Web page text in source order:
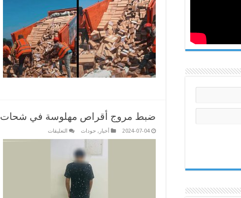
قرص
مهلوس
ضُبطت
بميناء
طرابلس
مغلقة
ضبط مروج أقراص مهلوسة في شحات
2024-07-04 أخبار , حوداث التعليقات